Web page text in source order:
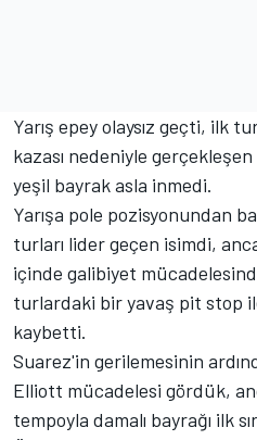
Yarış epey olaysız geçti, ilk
kazası nedeniyle gerçekleşen
yeşil bayrak asla inmedi.
Yarışa pole pozisyonundan
turları lider geçen isimdi,
içinde galibiyet
turlardaki bir yavaş pit stop
kaybetti.
Suarez'in gerilemesinin
Elliott mücadelesi gördük,
tempoyla damalı bayrağı ilk